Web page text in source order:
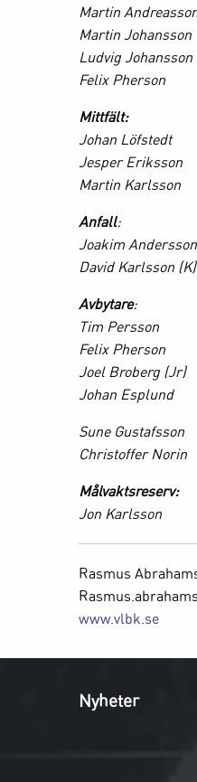
Martin
Martin Johansson
Ludvig Johansson
Felix Pherson
Mittfält:
Johan Löfstedt
Jesper Eriksson
Martin Karlsson
Anfall:
Joakim Andersson
David Karlsson (K)
Avbytare:
Tim Persson
Felix Pherson
Joel Broberg (Jr)
Johan Esplund
Sune Gustafsson
Christoffer Norin
Målvaktsreserv:
Jon Karlsson
Rasmus
www.vlbk.se
Nyheter